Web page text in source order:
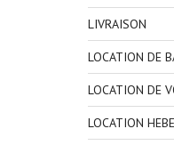
LIVRAISON
LOCATION DE
LOCATION DE
LOCATION